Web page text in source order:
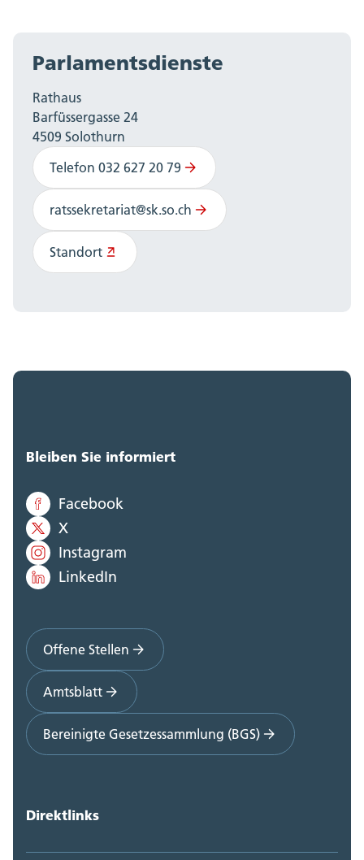
Parlamentsdienste
Rathaus
Barfüssergasse 24
4509 Solothurn
Telefon 032 627 20 79
ratssekretariat@sk.so.ch
Standort
Bleiben Sie informiert
Facebook
X
Instagram
LinkedIn
Offene Stellen
Amtsblatt
Bereinigte Gesetzessammlung (BGS)
Direktlinks